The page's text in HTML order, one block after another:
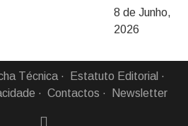
8 de Junho,
2026
Técnica
Estatuto Editorial
Contactos Newsletter